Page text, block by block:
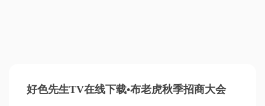
好色先生TV在线下载•布老虎秋季招商大会